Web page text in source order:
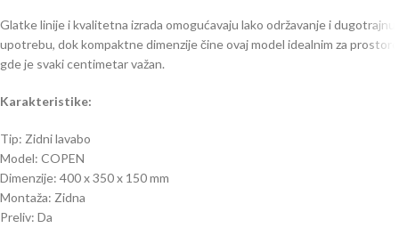
Glatke linije i kvalitetna izrada omogućavaju lako održavanje i dugotrajnu
upotrebu, dok kompaktne dimenzije čine ovaj model idealnim za prostore
gde je svaki centimetar važan.
Karakteristike:
Tip: Zidni lavabo
Model: COPEN
Dimenzije: 400 x 350 x 150 mm
Montaža: Zidna
Preliv: Da